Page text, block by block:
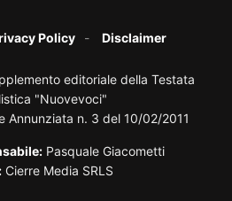
Policy Disclaimer
editoriale della Testata
"Nuovevoci"
Annunziata n. 3 del 10/02/2011
Pasquale Giacometti
Cierre Media SRLS